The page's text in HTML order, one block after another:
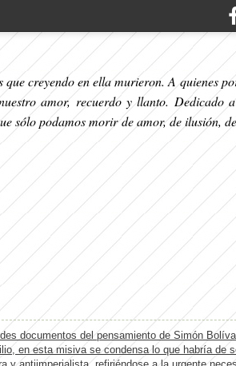
creyendo en ella murieron. A quienes
amor, recuerdo y llanto. Dedicado
sólo podamos morir de amor, de ilusión,